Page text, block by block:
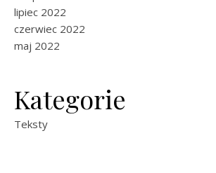
lipiec 2022
czerwiec 2022
maj 2022
Kategorie
Teksty